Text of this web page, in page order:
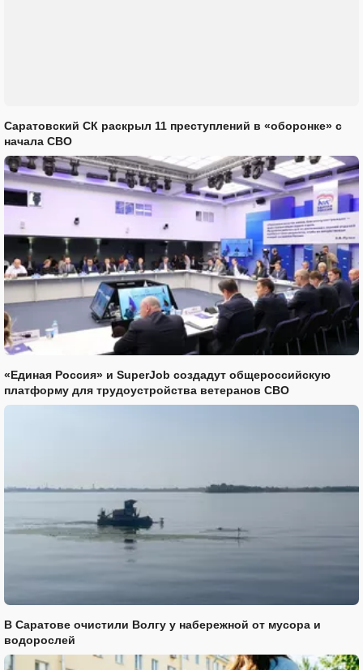
Саратовский СК раскрыл 11 преступлений в «оборонке» с
начала СВО
«Единая Россия» и SuperJob создадут общероссийскую
платформу для трудоустройства ветеранов СВО
В Саратове очистили Волгу у набережной от мусора и
водорослей